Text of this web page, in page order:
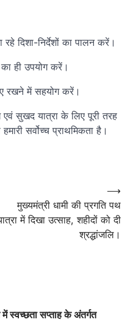
रहे दिशा-निर्देशों का पालन करें।
का ही उपयोग करें।
रखने में सहयोग करें।
सुखद यात्रा के लिए पूरी तरह
सर्वोच्च प्राथमिकता है।
मुख्यमंत्री धामी की प्रगति पथ
में दिखा उत्साह, शहीदों को दी
श्रद्धांजलि।
⟶
स्वच्छता सप्ताह के अंतर्गत